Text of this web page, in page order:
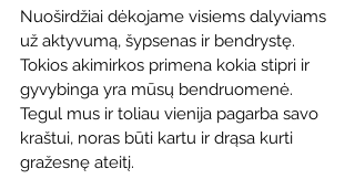
Nuoširdžiai dėkojame visiems dalyviams
už aktyvumą, šypsenas ir bendrystę.
Tokios akimirkos primena kokia stipri ir
gyvybinga yra mūsų bendruomenė.
Tegul mus ir toliau vienija pagarba savo
kraštui, noras būti kartu ir drąsa kurti
gražesnę ateitį.